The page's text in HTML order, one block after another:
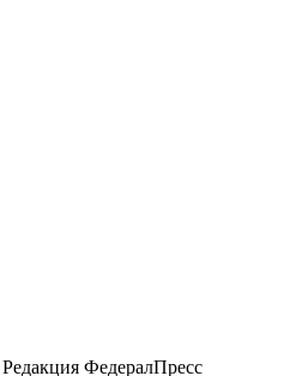
Редакция ФедералПресс